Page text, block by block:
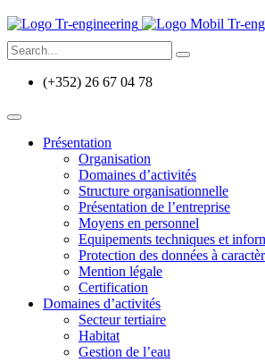
(+352) 26 67 04 78
Présentation
Organisation
Domaines d’activités
Structure organisationnelle
Présentation de l’entreprise
Moyens en personnel
Equipements techniques et
Protection des données à
Mention légale
Certification
Domaines d’activités
Secteur tertiaire
Habitat
Gestion de l’eau